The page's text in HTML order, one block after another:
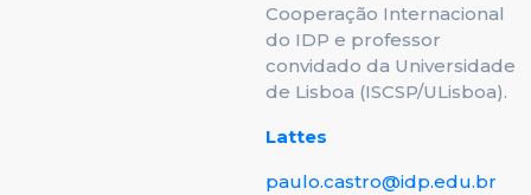
Cooperação Internacional
do IDP e professor
convidado da Universidade
de Lisboa (ISCSP/ULisboa).
Lattes
paulo.castro@idp.edu.br